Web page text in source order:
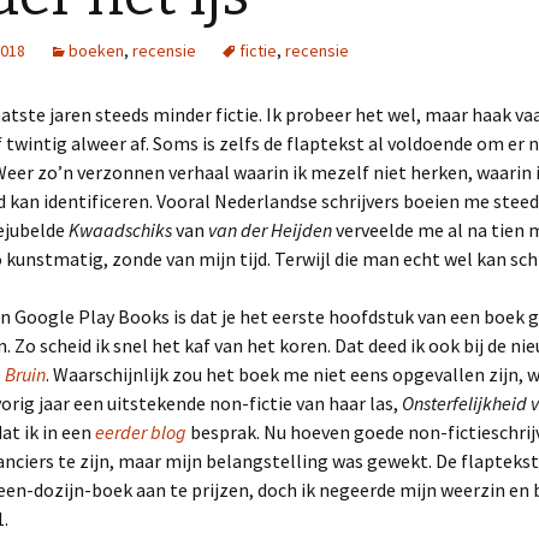
boeken, recensie fictie, recensie
jaren steeds minder fictie. Ik probeer het wel, maar haak
alweer af. Soms is zelfs de flaptekst al voldoende om er
zo’n verzonnen verhaal waarin ik mezelf niet herken,
kan identificeren. Vooral Nederlandse schrijvers boeien me
Kwaadschiksvan van der Heijdenverveelde me al na tien
kunstmatig, zonde van mijn tijd. Terwijl die man echt wel kan
Google Play Books is dat je het eerste hoofdstuk van een boek
Zo scheid ik snel het kaf van het koren. Dat deed ik ook bij de
Bruin. Waarschijnlijk zou het boek me niet eens opgevallen zijn,
jaar een uitstekende non-fictie van haar las, Onsterfelijkheid
ik in een eerder blog besprak. Nu hoeven goede non-
te zijn, maar mijn belangstelling was gewekt. De
dozijn-boek aan te prijzen, doch ik negeerde mijn weerzin en